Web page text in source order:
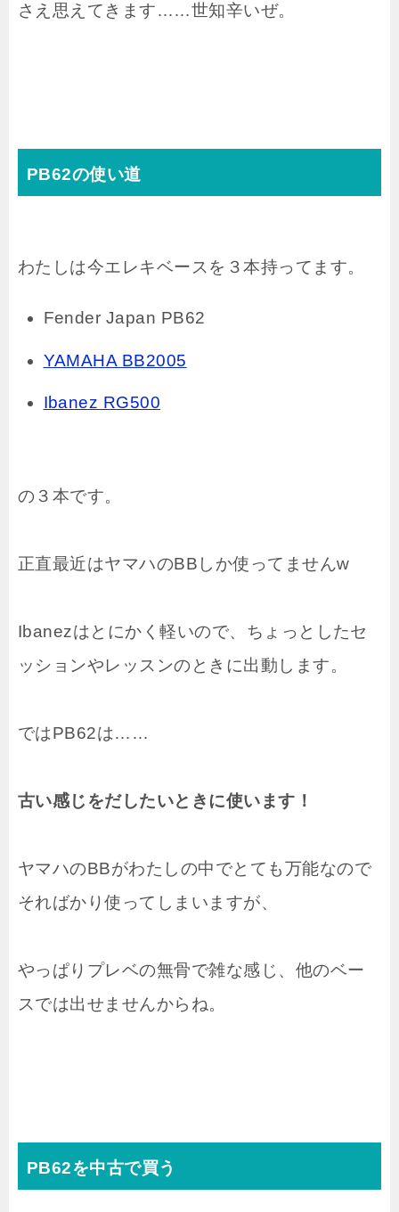
さえ思えてきます……世知辛いぜ。
PB62の使い道
わたしは今エレキベースを３本持ってます。
Fender Japan PB62
YAMAHA BB2005
Ibanez RG500
の３本です。
正直最近はヤマハのBBしか使ってませんw
Ibanezはとにかく軽いので、ちょっとしたセ
ッションやレッスンのときに出動します。
ではPB62は……
古い感じをだしたいときに使います！
ヤマハのBBがわたしの中でとても万能なので
そればかり使ってしまいますが、
やっぱりプレベの無骨で雑な感じ、他のベー
スでは出せませんからね。
PB62を中古で買う